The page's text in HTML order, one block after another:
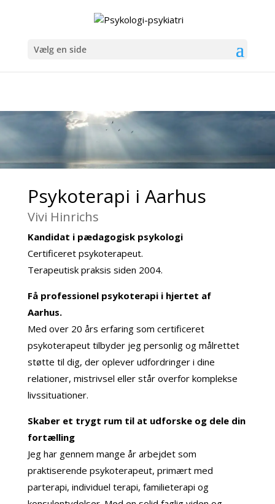
Vælg en side
Psykoterapi i Aarhus
Vivi Hinrichs
Kandidat i pædagogisk psykologi
Certificeret psykoterapeut.
Terapeutisk praksis siden 2004.
Få professionel psykoterapi i hjertet af
Aarhus.
Med over 20 års erfaring som certificeret
psykoterapeut tilbyder jeg personlig og målrettet
støtte til dig, der oplever udfordringer i dine
relationer, mistrivsel eller står overfor komplekse
livssituationer.
Skaber et trygt rum til at udforske og dele din
fortælling
Jeg har gennem mange år arbejdet som
praktiserende psykoterapeut, primært med
parterapi, individuel terapi, familieterapi og